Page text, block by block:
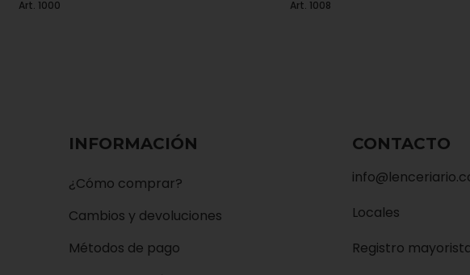
Art. 1000 Art. 1008
INFORMACIÓN
¿Cómo comprar?
Cambios y devoluciones
Métodos de pago
CONTACTO
Locales
Registro